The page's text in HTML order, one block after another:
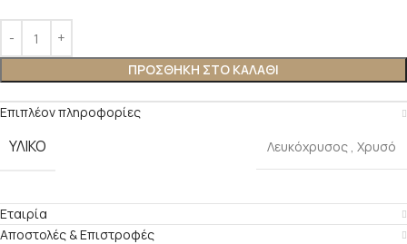
ΠΡΟΣΘΉΚΗ ΣΤΟ ΚΑΛΆΘΙ
Επιπλέον πληροφορίες
ΥΛΙΚΌ Λευκόχρυσος , Χρυσό
Εταιρία
Αποστολές & Επιστροφές